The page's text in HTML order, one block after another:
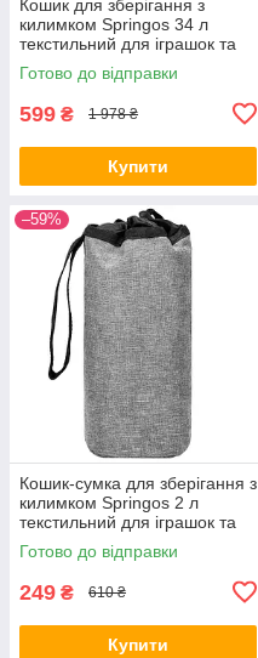
Кошик для зберігання з
килимком Springos 34 л
текстильний для іграшок та
аксесуарів HA0134
Готово до відправки
599 ₴ 1 978 ₴
Купити
–59%
Кошик-сумка для зберігання з
килимком Springos 2 л
текстильний для іграшок та
аксесуарів HA0130
Готово до відправки
249 ₴ 610 ₴
Купити